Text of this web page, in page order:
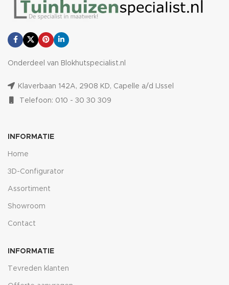
Onderdeel van Blokhutspecialist.nl
Klaverbaan 142A, 2908 KD, Capelle a/d IJssel
Telefoon: 010 - 30 30 309
INFORMATIE
Home
3D-Configurator
Assortiment
Showroom
Contact
INFORMATIE
Tevreden klanten